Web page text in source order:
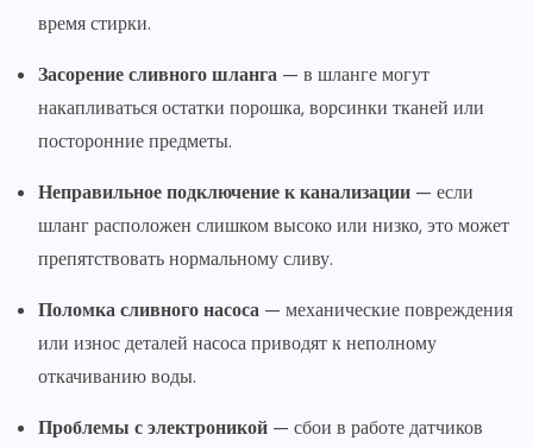
время стирки.
Засорение сливного шланга — в шланге могут
накапливаться остатки порошка, ворсинки тканей или
посторонние предметы.
Неправильное подключение к канализации — если
шланг расположен слишком высоко или низко, это может
препятствовать нормальному сливу.
Поломка сливного насоса — механические повреждения
или износ деталей насоса приводят к неполному
откачиванию воды.
Проблемы с электроникой — сбои в работе датчиков